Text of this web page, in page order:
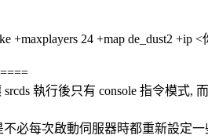
+maxplayers 24 +map de_dust2 +ip <
執行後只有 console 指令模式,
必每次啟動伺服器時都重新設定一